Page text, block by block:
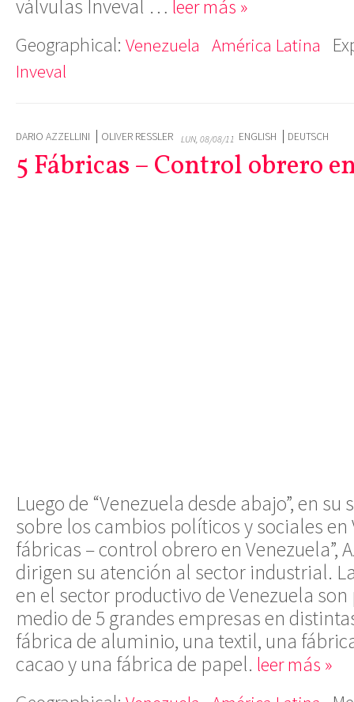
válvulas Inveval … leer más »
Geographical: Venezuela América Latina
Inveval
DARIO AZZELLINI OLIVER RESSLER LUN, 08/08/11 ENGLISH DEUTSCH
5 Fábricas – Control obrero
Luego de “Venezuela desde abajo”, en
sobre los cambios políticos y sociales en
fábricas – control obrero en Venezuela”,
dirigen su atención al sector industrial.
en el sector productivo de Venezuela
medio de 5 grandes empresas en
fábrica de aluminio, una textil, una
cacao y una fábrica de papel. leer más »